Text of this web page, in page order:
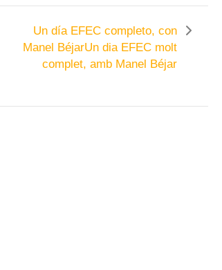
Un día EFEC completo, con
Manel BéjarUn dia EFEC molt
complet, amb Manel Béjar